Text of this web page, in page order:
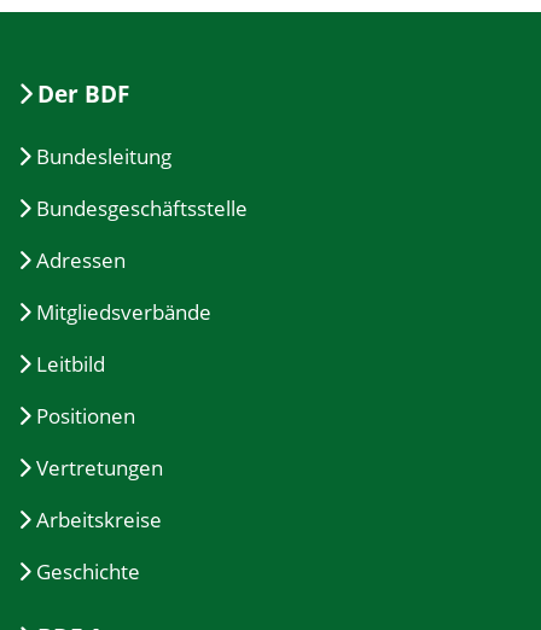
Der BDF
Bundesleitung
Bundesgeschäftsstelle
Adressen
Mitgliedsverbände
Leitbild
Positionen
Vertretungen
Arbeitskreise
Geschichte